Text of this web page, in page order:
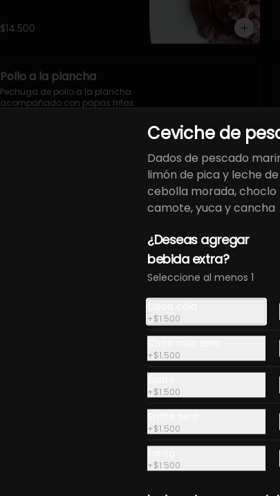
$14.500
Pollo a la plancha
Pechuga de pollo a la plancha
acompañado con papas fritas
Ceviche de
Dados de pescado
limón de pica y leche
cebolla morada, choclo
camote, yuca y cancha
¿Deseas agregar
bebida extra?
Seleccione al menos 1
+$1.500
+$1.500
+$1.500
+$1.500
+$1.500